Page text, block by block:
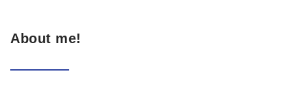
About me!